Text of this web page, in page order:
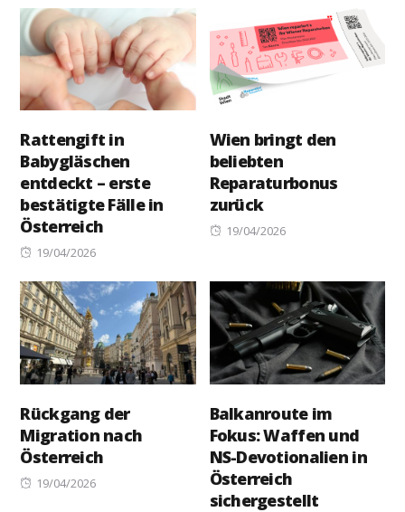
Rattengift in
Babygläschen
entdeckt – erste
bestätigte Fälle in
Österreich
Posted
19/04/2026
Wien bringt den
beliebten
Reparaturbonus
zurück
Posted
19/04/2026
Rückgang der
Migration nach
Österreich
Posted
19/04/2026
Balkanroute im
Fokus: Waffen und
NS-Devotionalien in
Österreich
sichergestellt